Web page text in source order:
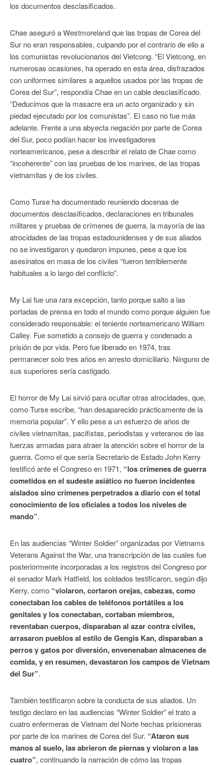
los documentos desclasificados.
Chae aseguró a Westmoreland que las tropas de Corea del
Sur no eran responsables, culpando por el contrario de ello a
los comunistas revolucionarios del Vietcong. “El Vietcong, en
numerosas ocasiones, ha operado en esta área, disfrazados
con uniformes similares a aquellos usados por las tropas de
Corea del Sur”, respondía Chae en un cable desclasificado.
“Deducimos que la masacre era un acto organizado y sin
piedad ejecutado por los comunistas”. El caso no fue más
adelante. Frente a una abyecta negación por parte de Corea
del Sur, poco podían hacer los investigadores
norteamericanos, pese a describir el relato de Chae como
“incoherente” con las pruebas de los marines, de las tropas
vietnamitas y de los civiles.
Como Turse ha documentado reuniendo docenas de
documentos desclasificados, declaraciones en tribunales
militares y pruebas de crímenes de guerra, la mayoría de las
atrocidades de las tropas estadounidenses y de sus aliados
no se investigaron y quedaron impunes, pese a que los
asesinatos en masa de los civiles “fueron terriblemente
habituales a lo largo del conflicto”.
My Lai fue una rara excepción, tanto porque salto a las
portadas de prensa en todo el mundo como porque alguien fue
considerado responsable: el teniente norteamericano William
Calley. Fue sometido a consejo de guerra y condenado a
prisión de por vida. Pero fue liberado en 1974, tras
permanecer solo tres años en arresto domiciliario. Ninguno de
sus superiores sería castigado.
El horror de My Lai sirvió para ocultar otras atrocidades, que,
como Turse escribe, “han desaparecido prácticamente de la
memoria popular”. Y ello pese a un esfuerzo de años de
civiles vietnamitas, pacifistas, periodistas y veteranos de las
fuerzas armadas para atraer la atención sobre el horror de la
guerra. Como el que sería Secretario de Estado John Kerry
testificó ante el Congreso en 1971, “los crímenes de guerra
cometidos en el sudeste asiático no fueron incidentes
aislados sino crímenes perpetrados a diario con el total
conocimiento de los oficiales a todos los niveles de
mando”.
En las audiencias “Winter Soldier” organizadas por Vietnams
Veterans Against the War, una transcripción de las cuales fue
posteriormente incorporadas a los registros del Congreso por
el senador Mark Hatfield, los soldados testificaron, según dijo
Kerry, como “violaron, cortaron orejas, cabezas, como
conectaban los cables de teléfonos portátiles a los
genitales y los conectaban, cortaban miembros,
reventaban cuerpos, disparaban al azar contra civiles,
arrasaron pueblos al estilo de Gengis Kan, disparaban a
perros y gatos por diversión, envenenaban almacenes de
comida, y en resumen, devastaron los campos de Vietnam
del Sur”.
También testificaron sobre la conducta de sus aliados. Un
testigo declaro en las audiencias “Winter Soldier” el trato a
cuatro enfermeras de Vietnam del Norte hechas prisioneras
por parte de los marines de Corea del Sur. “Ataron sus
manos al suelo, las abrieron de piernas y violaron a las
cuatro”, continuando la narración de cómo las tropas